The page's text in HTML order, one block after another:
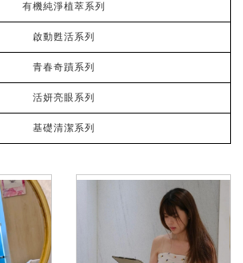
有機純淨植萃系列
啟動甦活系列
青春奇蹟系列
活妍亮眼系列
基礎清潔系列